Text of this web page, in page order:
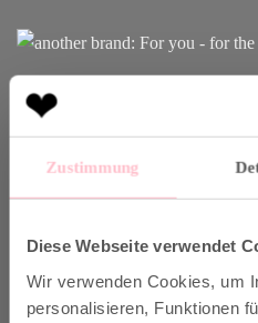
Zustimmung
Diese Webseite verwendet
Wir verwenden Cookies, um
personalisieren, Funktionen
Born in Munich.
Inspiring Designs.
Another Brand stands for
VERSAND & INFO